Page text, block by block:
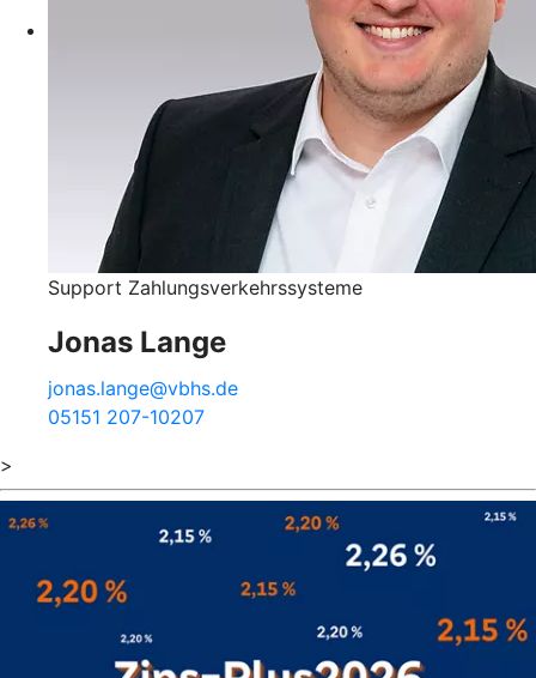
Support Zahlungsverkehrssysteme
Jonas Lange
jonas.lange@vbhs.de
05151 207-10207
>